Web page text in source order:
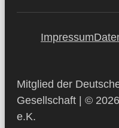
Impressum
Mitglied der
Gesellschaft | ©
e.K.